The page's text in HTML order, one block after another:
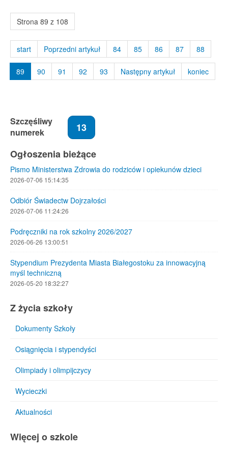
Strona 89 z 108
start Poprzedni artykuł 84 85 86 87 88
89 90 91 92 93 Następny artykuł koniec
Szczęśliwy
numerek
13
Ogłoszenia bieżące
Pismo Ministerstwa Zdrowia do rodziców i opiekunów dzieci
2026-07-06 15:14:35
Odbiór Świadectw Dojrzałości
2026-07-06 11:24:26
Podręczniki na rok szkolny 2026/2027
2026-06-26 13:00:51
Stypendium Prezydenta Miasta Białegostoku za innowacyjną
myśl techniczną
2026-05-20 18:32:27
Z życia szkoły
Dokumenty Szkoły
Osiągnięcia i stypendyści
Olimpiady i olimpijczycy
Wycieczki
Aktualności
Więcej o szkole